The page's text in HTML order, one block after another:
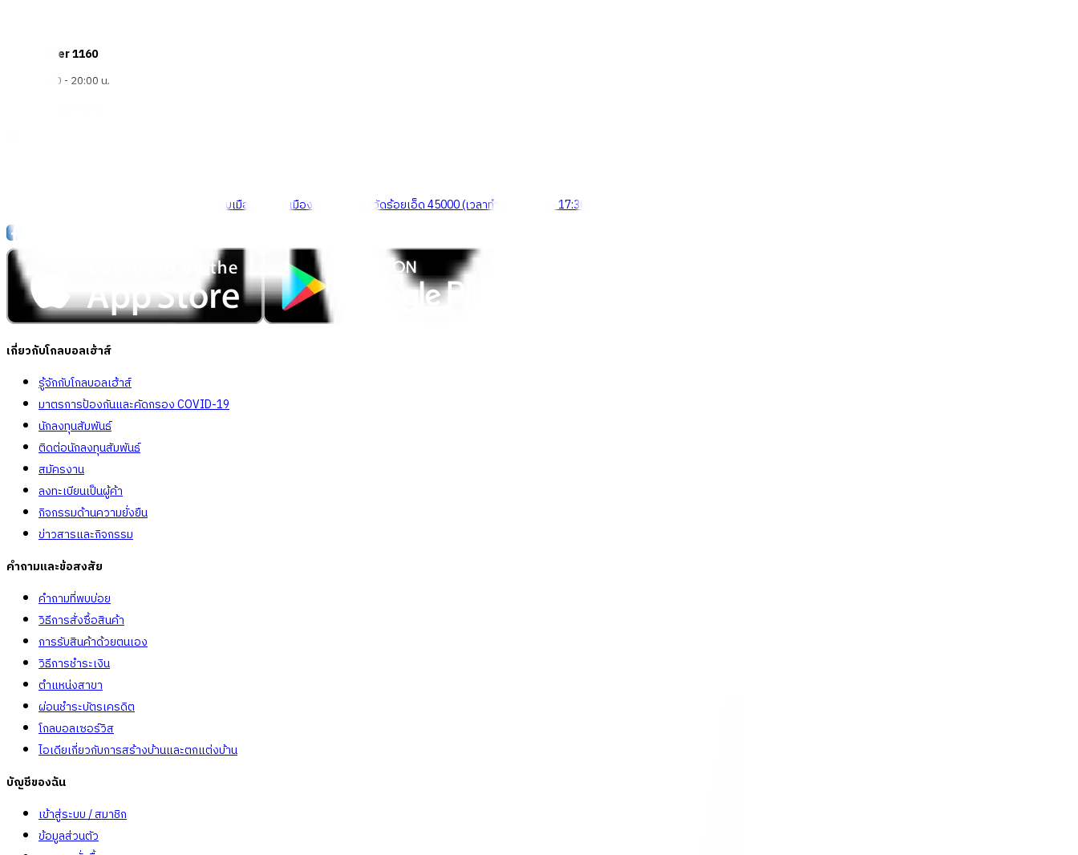
Call Center 1160
ทุกวัน 08:00 - 20:00 น.
สำนักงานใหญ่: 232 หมู่ที่ 19 ตำบลรอบเมือง อำเภอเมืองร้อยเอ็ด จังหวัดร้อยเอ็ด 45000 (เวลาทำการ 08:30 - 17:30 น.)
เกี่ยวกับโกลบอลเฮ้าส์
รู้จักกับโกลบอลเฮ้าส์
มาตรการป้องกันและคัดกรอง COVID-19
นักลงทุนสัมพันธ์
ติดต่อนักลงทุนสัมพันธ์
สมัครงาน
ลงทะเบียนเป็นผู้ค้า
กิจกรรมด้านความยั่งยืน
ข่าวสารและกิจกรรม
คำถามและข้อสงสัย
คำถามที่พบบ่อย
วิธีการสั่งซื้อสินค้า
การรับสินค้าด้วยตนเอง
วิธีการชำระเงิน
ตำแหน่งสาขา
ผ่อนชำระบัตรเครดิต
โกลบอลเซอร์วิส
ไอเดียเกี่ยวกับการสร้างบ้านและตกแต่งบ้าน
บัญชีของฉัน
เข้าสู่ระบบ / สมาชิก
ข้อมูลส่วนตัว